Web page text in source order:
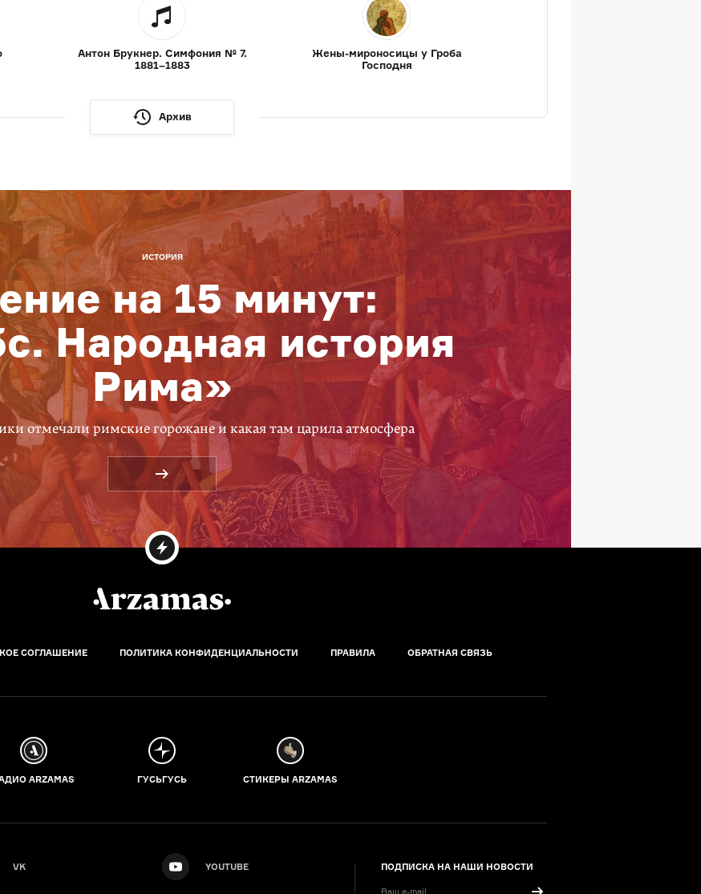
Антон Брукнер. Симфония № 7.
1881–1883
Жены-мироносицы у Гроба
Господня
Архив
ИСТОРИЯ
на 15 минут:
Народная история
Рима»
отмечали римские горожане и какая там царила атмосфера
СОГЛАШЕНИЕ ПОЛИТИКА КОНФИДЕНЦИАЛЬНОСТИ ПРАВИЛА ОБРАТНАЯ СВЯЗЬ
ARZAMAS ГУСЬГУСЬ СТИКЕРЫ ARZAMAS
VK YOUTUBE ПОДПИСКА НА НАШИ НОВОСТИ